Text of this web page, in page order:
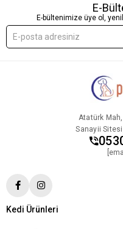
E-
E-bültenimize üye ol,
Atatürk
Sanayii
Kedi Ürünleri